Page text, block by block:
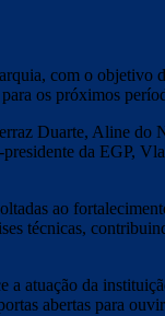
com o objetivo
os próximos
Duarte, Aline do
da EGP,
ao
técnicas,
atuação da
abertas para